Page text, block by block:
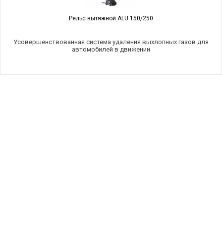
Рельс вытяжной ALU 150/250
Усовершенствованная система удаления выхлопных газов для
автомобилей в движении